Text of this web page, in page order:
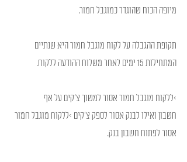
מיופה הכוח שהוגדר כמוגבל חמור.
תקופת ההגבלה על לקוח מוגבל חמור היא שנתיים
המתחילות 15 ימים לאחר משלוח ההודעה ללקוח.
>ללקוח מוגבל חמור אסור למשוך צ'קים על אף
חשבון ואילו לבנק אסור לספק צ'קים >ללקוח מוגבל חמור
אסור לפתוח חשבון בנק.